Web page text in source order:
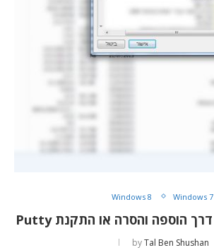
Windows 7
Windows 8
byTal Ben Shushan